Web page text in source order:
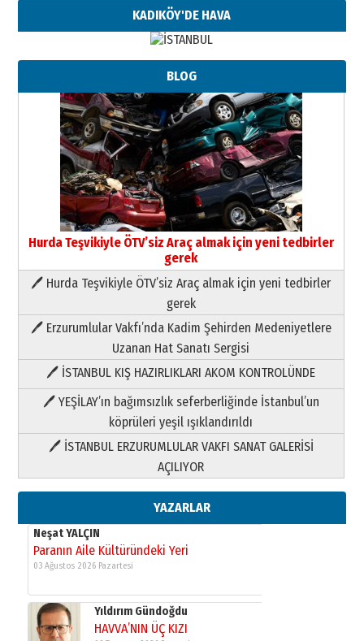
KADIKÖY'DE HAVA
BLOG
Hurda Teşvikiyle ÖTV’siz Araç almak için yeni tedbirler
gerek
🖊 Hurda Teşvikiyle ÖTV’siz Araç almak için yeni tedbirler
gerek
🖊 Erzurumlular Vakfı’nda Kadim Şehirden Medeniyetlere
Uzanan Hat Sanatı Sergisi
🖊 İSTANBUL KIŞ HAZIRLIKLARI AKOM KONTROLÜNDE
🖊 YEŞİLAY’ın bağımsızlık seferberliğinde İstanbul’un
köprüleri yeşil ışıklandırıldı
🖊 İSTANBUL ERZURUMLULAR VAKFI SANAT GALERİSİ
AÇILIYOR
YAZARLAR
Paranın Aile Kültüründeki Yeri
03 Ağustos 2026 Pazartesi
Yıldırım Gündoğdu
HAVVA’NIN ÜÇ KIZI
09 Temmuz 2026 Perşembe
Yusuf POLAT
Şampiyonluk Sebahattin Şirin’e
yazar
11 Mayıs 2026 Pazartesi
Neşat YALÇIN
Paranın Aile Kültüründeki Yeri
03 Ağustos 2026 Pazartesi
Yıldırım Gündoğdu
HAVVA’NIN ÜÇ KIZI